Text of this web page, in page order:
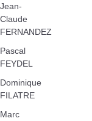
Jean-
Claude
FERNANDEZ
Pascal
FEYDEL
Dominique
FILATRE
Marc